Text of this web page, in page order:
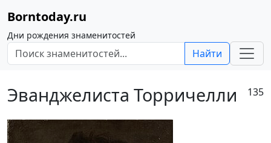
Borntoday.ru
Дни рождения знаменитостей
Найти
Эванджелиста Торричелли 135